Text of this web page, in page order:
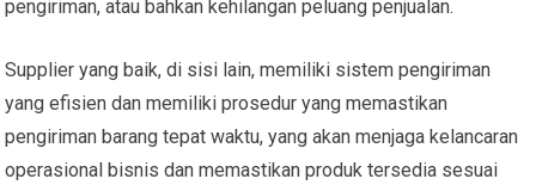
pengiriman, atau bahkan kehilangan peluang penjualan.
Supplier yang baik, di sisi lain, memiliki sistem pengiriman
yang efisien dan memiliki prosedur yang memastikan
pengiriman barang tepat waktu, yang akan menjaga kelancaran
operasional bisnis dan memastikan produk tersedia sesuai